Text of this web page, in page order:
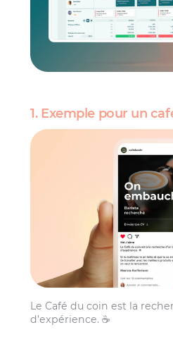
1. Exemple pour un
Le Café du coin est la
d’expérience. ☕️